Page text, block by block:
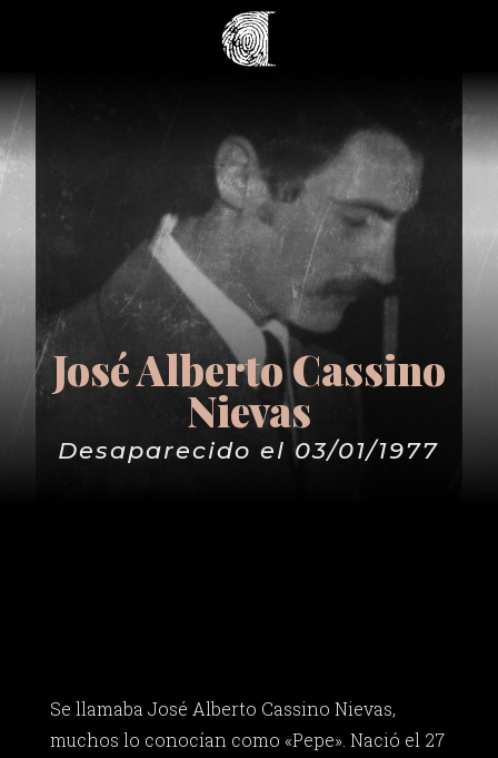
José Alberto Cassino
Nievas
Desaparecido el 03/01/1977
Se llamaba José Alberto Cassino Nievas,
muchos lo conocían como «Pepe». Nació el 27